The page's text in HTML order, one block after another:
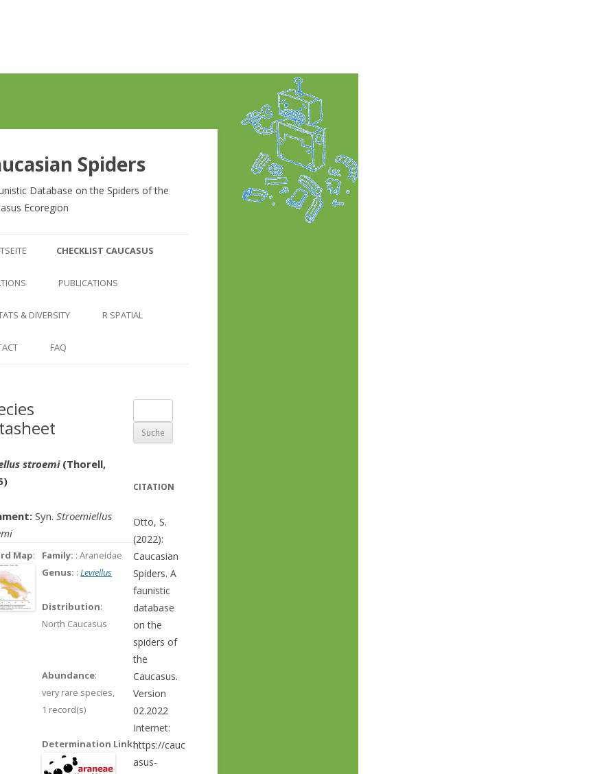
Spiders
Database on the Spiders of the
Ecoregion
Inhalt
CHECKLIST CAUCASUS
CHECKLIST CAUCASUS
COUNTRY AND REGION
LOCATION
PUBLICATIONS
LINKS
& DIVERSITY
DIVERSITY PATTERNS
R SPATIAL
RASTER BASICS 3 – AREA
FAQ
stroemi(Thorell,
Syn.Stroemiellus
Map: Family: : Araneidae
Genus: :Leviellus
Distribution:
North Caucasus
Abundance:
very rare species,
1 record(s)
Determination Link:
nach:
CITATION
Otto, S.
(2022):
Caucasian
Spiders. A
faunistic
database
on the
spiders of
the
Caucasus.
Version
02.2022
Internet:
https://cauc
asus-